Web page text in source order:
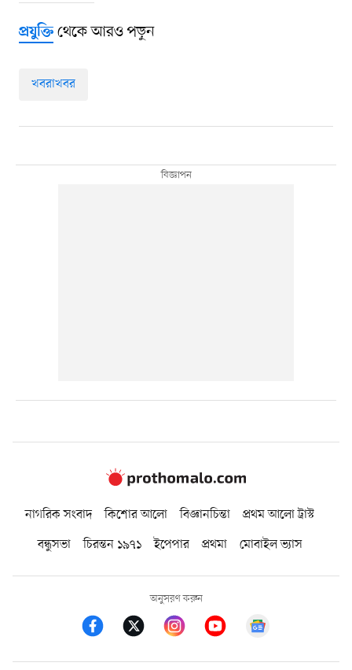
প্রযুক্তিথেকে আরও পড়ুন
খবরাখবর
নাগরিক সংবাদ কিশোর আলো বিজ্ঞানচিন্তা
প্রথম আলো ট্রাস্ট
বন্ধুসভা
চিরন্তন ১৯৭১ ইপেপার প্রথমা মোবাইল ভ্যাস
অনুসরণ করুন